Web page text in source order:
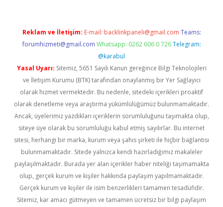
Reklam ve İletişim: E-mail: backlinkpaneli@gmail.com Teams:
forumhizmeti@gmail.com Whatsapp: 0262 606 0 726 Telegram:
@karabul
Yasal Uyarı: Sitemiz, 5651 Sayılı Kanun gereğince Bilgi Teknolojileri
ve İletişim Kurumu (BTK) tarafından onaylanmış bir Yer Sağlayıcı
olarak hizmet vermektedir. Bu nedenle, sitedeki içerikleri proaktif
olarak denetleme veya araştırma yükümlülüğümüz bulunmamaktadır.
Ancak, üyelerimiz yazdıkları içeriklerin sorumluluğunu taşımakta olup,
siteye üye olarak bu sorumluluğu kabul etmiş sayılırlar. Bu internet
sitesi, herhangi bir marka, kurum veya şahıs şirketi ile hiçbir bağlantısı
bulunmamaktadır. Sitede yalnızca kendi hazırladığımız makaleler
paylaşılmaktadır. Burada yer alan içerikler haber niteliği taşımamakta
olup, gerçek kurum ve kişiler hakkında paylaşım yapılmamaktadır.
Gerçek kurum ve kişiler ile isim benzerlikleri tamamen tesadüfidir.
Sitemiz, kar amacı gütmeyen ve tamamen ücretsiz bir bilgi paylaşım